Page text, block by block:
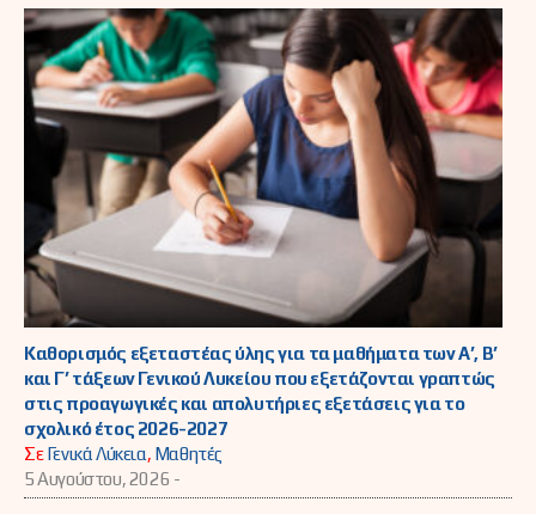
Καθορισμός εξεταστέας ύλης για τα μαθήματα των Α’, Β’
και Γ’ τάξεων Γενικού Λυκείου που εξετάζονται γραπτώς
στις προαγωγικές και απολυτήριες εξετάσεις για το
σχολικό έτος 2026-2027
ΣεΓενικά Λύκεια, Μαθητές
5 Αυγούστου, 2026 -